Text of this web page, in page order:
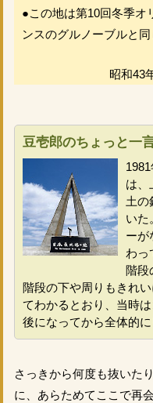
●この地は第10回冬季オ
ンスのグルノーブルと同
昭和
豆壱郎のちょっと一
は、
土の
いた
ーが
わっ
階段
階段の下や周りもきれ
てわかるとおり、当時
後になってから全体的
さっきから何度も抜いた
に、あらためてここで再